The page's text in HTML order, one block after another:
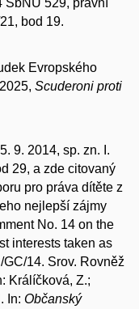
SbNU 529, právní
bod 19.
Evropského
Scuderoni proti
9. 2014, sp. zn. I.
29, a zde citovaný
pro práva dítěte z
nejlepší zájmy
No. 14 on the
interests taken as
14. Srov. Rovněž
Králíčková, Z.;
In: Občanský